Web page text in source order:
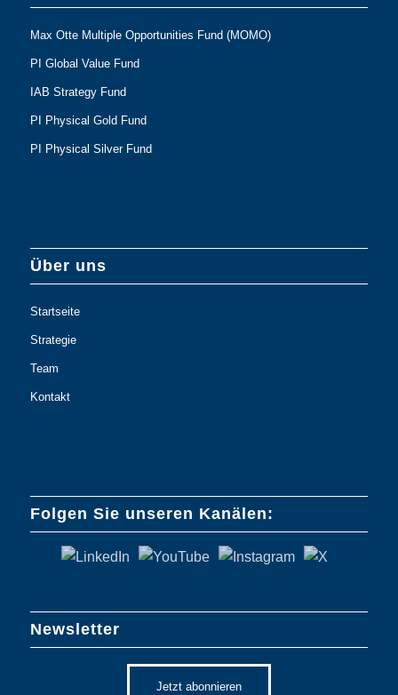
Max Otte Multiple Opportunities Fund (MOMO)
PI Global Value Fund
IAB Strategy Fund
PI Physical Gold Fund
PI Physical Silver Fund
Über uns
Startseite
Strategie
Team
Kontakt
Folgen Sie unseren Kanälen:
Newsletter
Jetzt abonnieren